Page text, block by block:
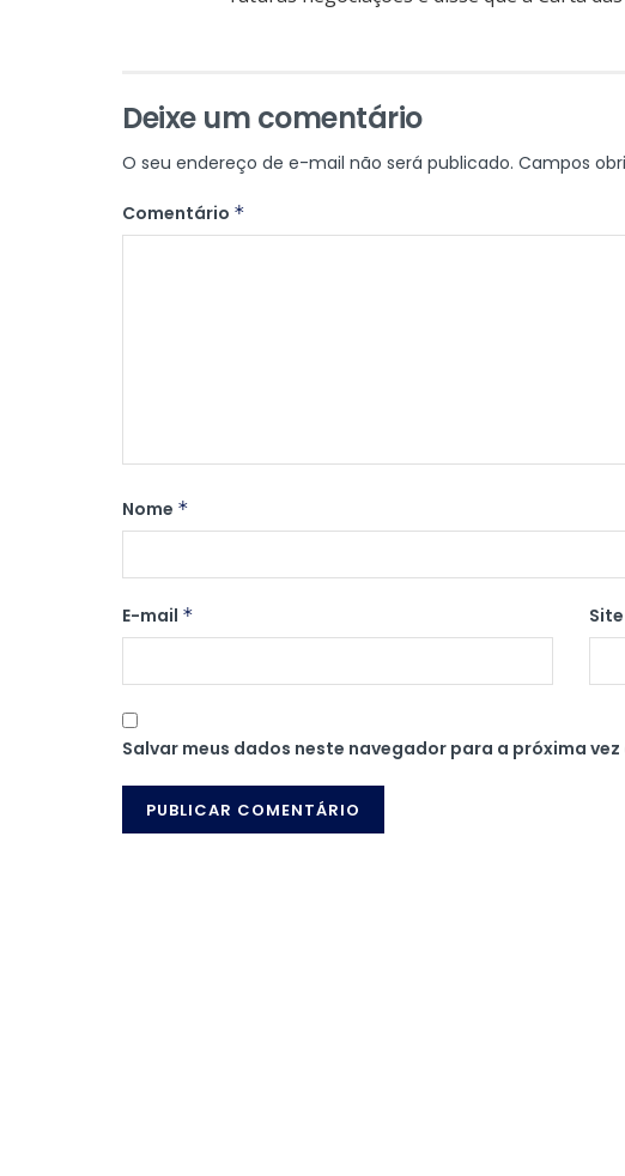
Deixe um comentário
O seu endereço de e-mail não será publicado. Campos
Comentário *
Nome *
E-mail * Site
Salvar meus dados neste navegador para a próxima